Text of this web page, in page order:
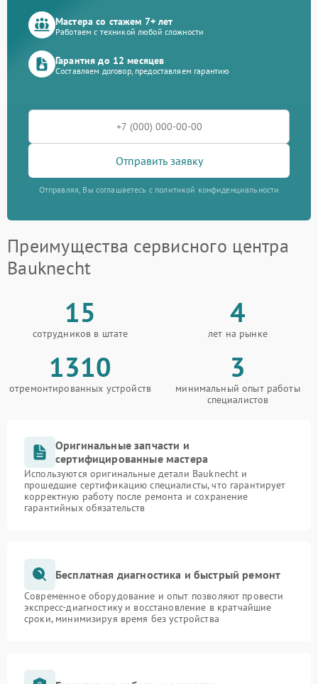
Мастера со стажем 7+ лет
Работаем с техникой любой сложности
Гарантия до 12 месяцев
Составляем договор, предоставляем гарантию
Отправить заявку
Отправляя, Вы соглашаетесь с политикой конфиденциальности
Преимущества сервисного центра
Bauknecht
15
сотрудников в штате
4
лет на рынке
1310
отремонтированных устройств
3
минимальный опыт работы
специалистов
Оригинальные запчасти и
сертифицированные мастера
Используются оригинальные детали Bauknecht и
прошедшие сертификацию специалисты, что гарантирует
корректную работу после ремонта и сохранение
гарантийных обязательств
Бесплатная диагностика и быстрый ремонт
Современное оборудование и опыт позволяют провести
экспресс-диагностику и восстановление в кратчайшие
сроки, минимизируя время без устройства